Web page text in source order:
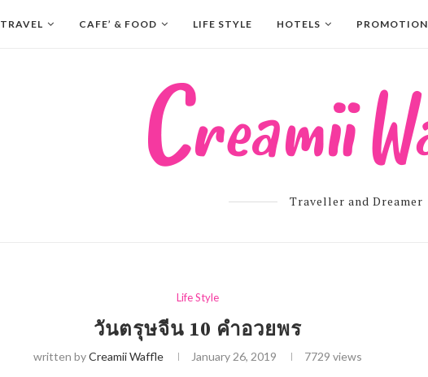
TRAVEL CAFE’ & FOOD LIFE STYLE HOTELS PROMOTION
Traveller and Dreamer
Life Style
วันตรุษจีน 10 คำอวยพร
written byCreamii Waffle January 26, 2019 7729 views